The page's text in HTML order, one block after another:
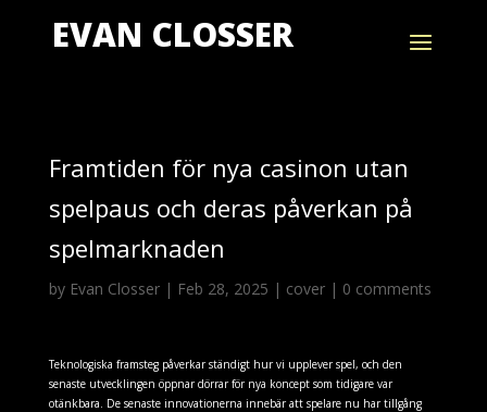
EVAN CLOSSER
Framtiden för nya casinon utan
spelpaus och deras påverkan på
spelmarknaden
by Evan Closser| Feb 28, 2025 | cover| 0 comments
Teknologiska framsteg påverkar ständigt hur vi upplever spel, och den
senaste utvecklingen öppnar dörrar för nya koncept som tidigare var
otänkbara. De senaste innovationerna innebär att spelare nu har tillgång